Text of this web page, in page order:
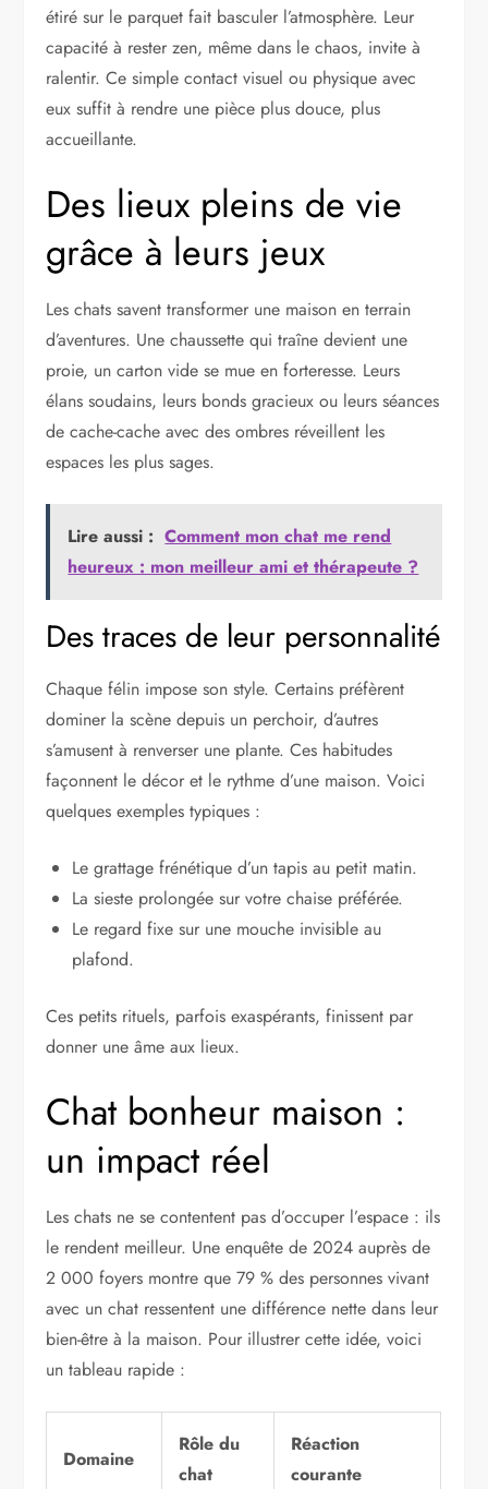
étiré sur le parquet fait basculer l’atmosphère. Leur
capacité à rester zen, même dans le chaos, invite à
ralentir. Ce simple contact visuel ou physique avec
eux suffit à rendre une pièce plus douce, plus
accueillante.
Des lieux pleins de vie
grâce à leurs jeux
Les chats savent transformer une maison en terrain
d’aventures. Une chaussette qui traîne devient une
proie, un carton vide se mue en forteresse. Leurs
élans soudains, leurs bonds gracieux ou leurs séances
de cache-cache avec des ombres réveillent les
espaces les plus sages.
Lire aussi : Comment mon chat me rend
heureux : mon meilleur ami et thérapeute ?
Des traces de leur personnalité
Chaque félin impose son style. Certains préfèrent
dominer la scène depuis un perchoir, d’autres
s’amusent à renverser une plante. Ces habitudes
façonnent le décor et le rythme d’une maison. Voici
quelques exemples typiques :
Le grattage frénétique d’un tapis au petit matin.
La sieste prolongée sur votre chaise préférée.
Le regard fixe sur une mouche invisible au
plafond.
Ces petits rituels, parfois exaspérants, finissent par
donner une âme aux lieux.
Chat bonheur maison :
un impact réel
Les chats ne se contentent pas d’occuper l’espace : ils
le rendent meilleur. Une enquête de 2024 auprès de
2 000 foyers montre que 79 % des personnes vivant
avec un chat ressentent une différence nette dans leur
bien-être à la maison. Pour illustrer cette idée, voici
un tableau rapide :
Domaine
Rôle du
chat
Réaction
courante